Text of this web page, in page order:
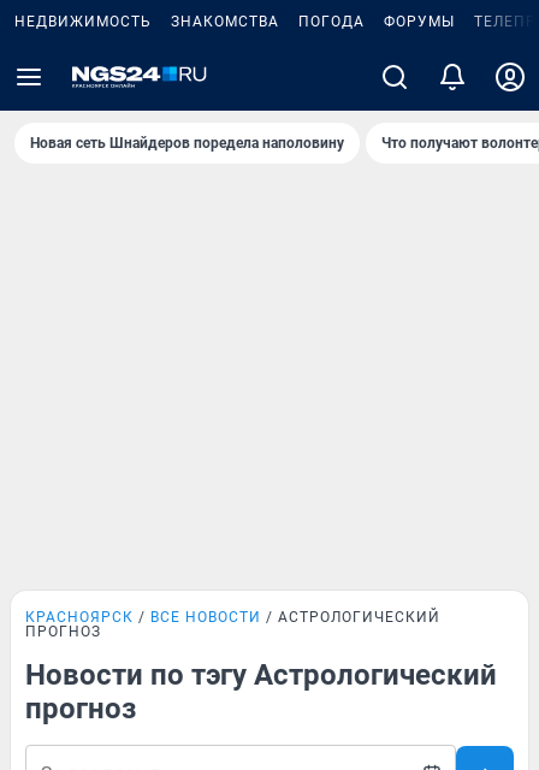
НЕДВИЖИМОСТЬ ЗНАКОМСТВА ПОГОДА ФОРУМЫ
Новая сеть Шнайдеров поредела наполовину Что получают
КРАСНОЯРСК ВСЕ НОВОСТИ
АСТРОЛОГИЧЕСКИЙ
ПРОГНОЗ
Новости по тэгу Астрологический
прогноз